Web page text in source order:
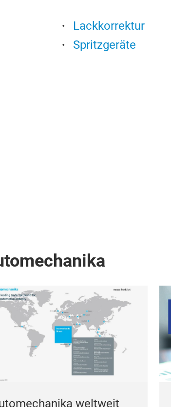
Lackkorrektur
Spritzgeräte
weltweit